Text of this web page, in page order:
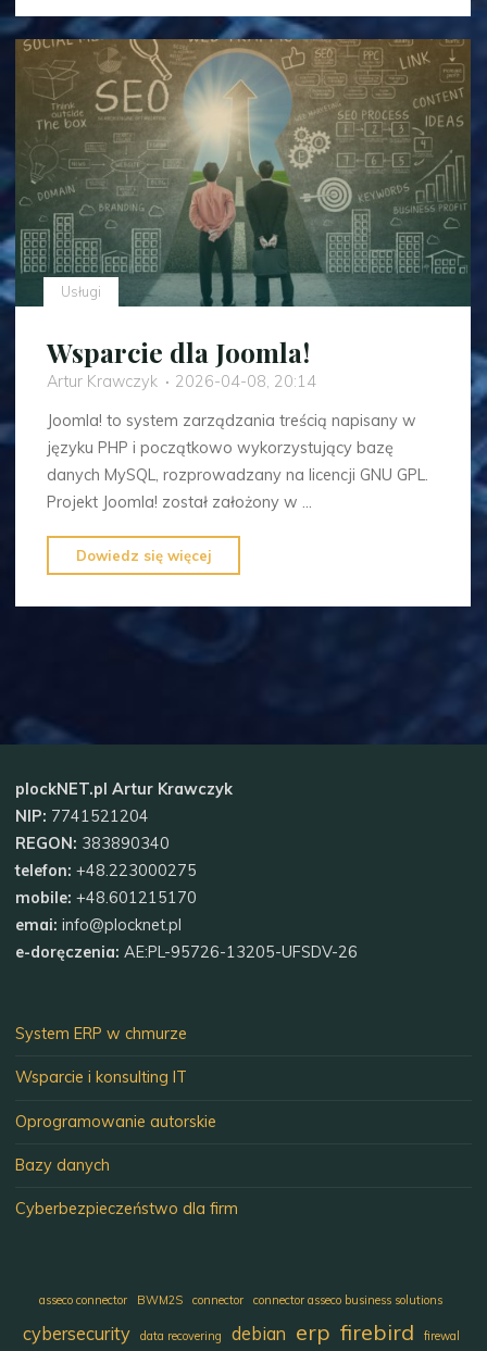
Usługi
Wsparcie dla Joomla!
Artur Krawczyk
2026-04-08, 20:14
Joomla! to system zarządzania treścią napisany w
języku PHP i początkowo wykorzystujący bazę
danych MySQL, rozprowadzany na licencji GNU GPL.
Projekt Joomla! został założony w …
Dowiedz się więcej
dla
Joomla!"
plockNET.pl Artur Krawczyk
NIP: 7741521204
REGON: 383890340
telefon: +48.223000275
mobile: +48.601215170
emai: info@plocknet.pl
e-doręczenia: AE:PL-95726-13205-UFSDV-26
System ERP w chmurze
Wsparcie i konsulting IT
Oprogramowanie autorskie
Bazy danych
Cyberbezpieczeństwo dla firm
asseco connector BWM2S connector connector asseco business solutions
cybersecurity data recovering debian erp firebird firewal